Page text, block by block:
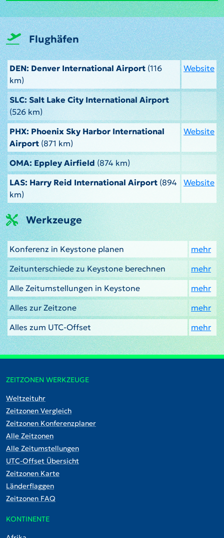
Flughäfen
DEN: Denver International Airport (116
km)
Website
SLC: Salt Lake City International Airport
(526 km)
PHX: Phoenix Sky Harbor International
Airport (871 km)
Website
OMA: Eppley Airfield(874 km)
LAS: Harry Reid International Airport (894
km)
Website
Werkzeuge
Konferenz in Keystone planen
mehr
Zeitunterschiede zu Keystone berechnen
mehr
Alle Zeitumstellungen in Keystone
mehr
Alles zur Zeitzone
mehr
Alles zum UTC-Offset
mehr
ZEITZONEN WERKZEUGE
Weltzeituhr
Zeitzonen Vergleich
Zeitzonen Konferenzplaner
Alle Zeitzonen
Alle Zeitumstellungen
UTC-Offset Übersicht
Zeitzonen Karte
Länderflaggen
Zeitzonen FAQ
KONTINENTE